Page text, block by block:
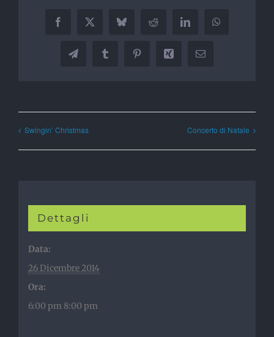
Facebook
X BlueskyReddit LinkedInWhatsApp
TelegramTumblr PinterestXing Email
Swingin’ Christmas Concerto di Natale
Dettagli
Data:
26 Dicembre 2014
Ora:
6:00 pm 8:00 pm